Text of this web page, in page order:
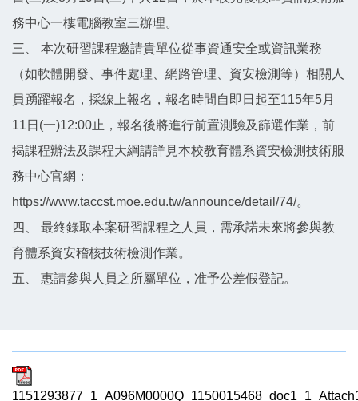
務中心一樓電腦教室三辦理。
三、 本次研習課程邀請貴單位從事資通安全或資訊業務
（如軟體開發、事件處理、網路管理、資安檢測等）相關人
員踴躍報名，採線上報名，報名時間自即日起至115年5月
11日(一)12:00止，報名後將進行前置測驗及篩選作業，前
揭課程辦法及課程大綱請詳見本校教育體系資安檢測技術服
務中心官網：
https://www.taccst.moe.edu.tw/announce/detail/74/。
四、 最終錄取本案研習課程之人員，需承諾未來將參與教
育體系資安稽核技術檢測作業。
五、 惠請參與人員之所屬單位，准予公差假登記。